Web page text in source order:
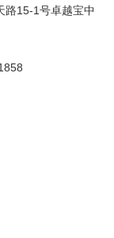
路15-1号卓越宝中